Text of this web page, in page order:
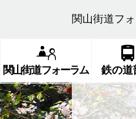
関山街道フ
関山街道フォーラム 鉄の道